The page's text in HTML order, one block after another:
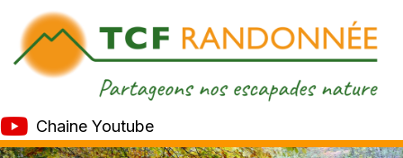
Chaine Youtube